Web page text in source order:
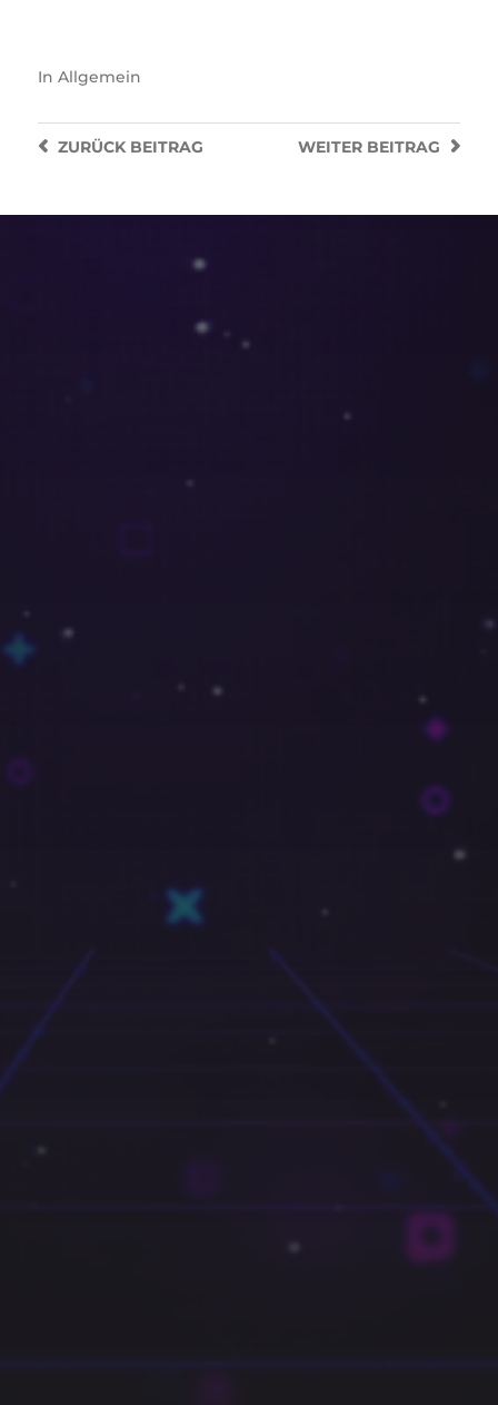
In Allgemein
WEITER BEITRAG
ZURÜCKBEITRAG